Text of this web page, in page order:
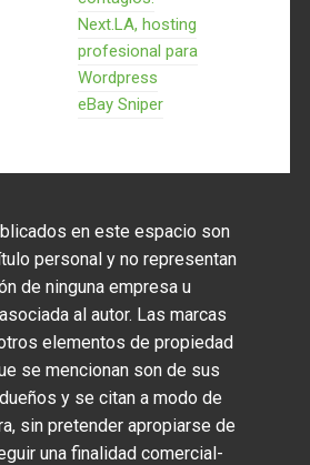
Next.LA, hosting
profesional para
Wordpress
eBay Sniper
en este espacio son
personal y no representan
de ninguna empresa u
al autor. Las marcas
elementos de propiedad
se mencionan son de sus
y se citan a modo de
sin pretender apropiarse de
una finalidad comercial-